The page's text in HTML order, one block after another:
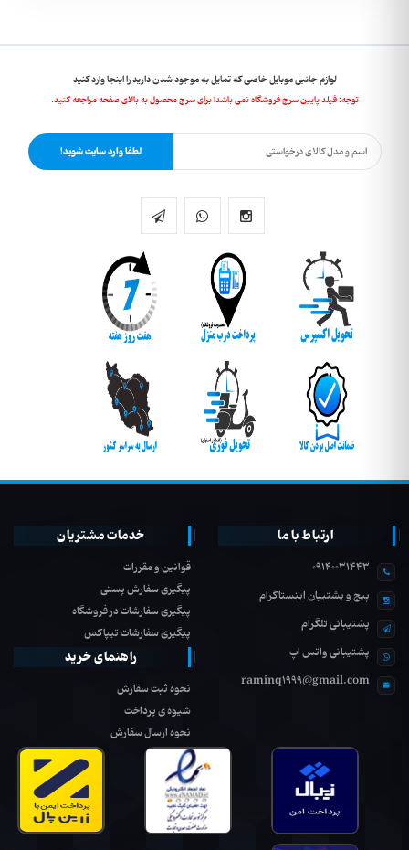
لوازم جانبی موبایل خاصی که تمایل به موجود شدن دارید را اینجا وارد کنید
توجه: فیلد پایین سرچ فروشگاه نمی باشد! برای سرچ محصول به بالای صفحه مراجعه کنید.
لطفا وارد سایت شوید!
ارتباط با ما
09140031443
پیج و پشتیبان اینستاگرام
پشتیبانی تلگرام
پشتیبانی واتس اپ
raminq1999@gmail.com
خدمات مشتریان
قوانین و مقررات
پیگیری سفارش پستی
پیگیری سفارشات در فروشگاه
پیگیری سفارشات تیپاکس
راهنمای خرید
نحوه ثبت سفارش
شیوه ی پرداخت
نحوه ارسال سفارش